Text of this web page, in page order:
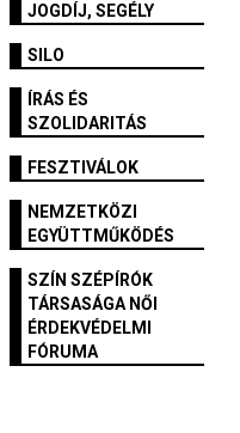
JOGDÍJ, SEGÉLY
SILO
ÍRÁS ÉS
SZOLIDARITÁS
FESZTIVÁLOK
NEMZETKÖZI
EGYÜTTMŰKÖDÉS
SZÍN SZÉPÍRÓK
TÁRSASÁGA NŐI
ÉRDEKVÉDELMI
FÓRUMA